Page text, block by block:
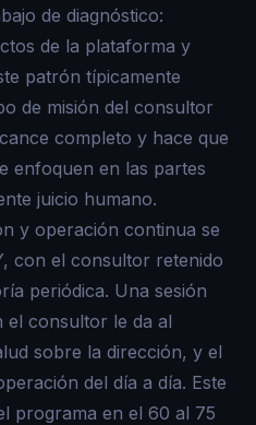
de diagnóstico:
de la plataforma y
patrón típicamente
de misión del consultor
completo y hace que
enfoquen en las partes
juicio humano.
y operación continua se
con el consultor retenido
periódica. Una sesión
el consultor le da al
sobre la dirección, y el
del día a día. Este
programa en el 60 al 75